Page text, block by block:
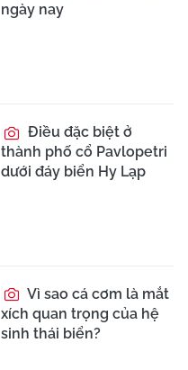
ngày nay
Điều đặc biệt ở
thành phố cổ Pavlopetri
dưới đáy biển Hy Lạp
Vì sao cá cơm là mắt
xích quan trọng của hệ
sinh thái biển?